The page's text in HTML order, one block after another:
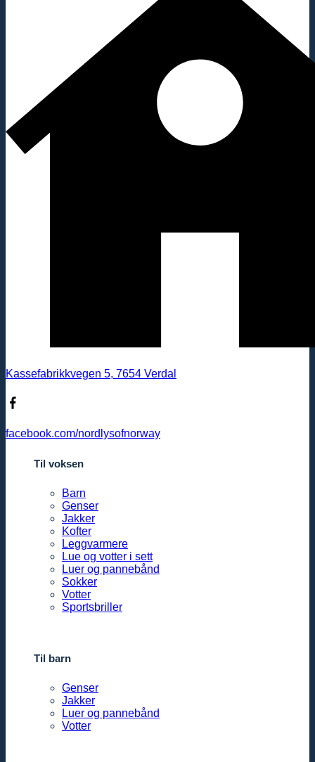
Kassefabrikkvegen 5, 7654 Verdal
facebook.com/nordlysofnorway
Til voksen
Barn
Genser
Jakker
Kofter
Leggvarmere
Lue og votter i sett
Luer og pannebånd
Sokker
Votter
Sportsbriller
Til barn
Genser
Jakker
Luer og pannebånd
Votter